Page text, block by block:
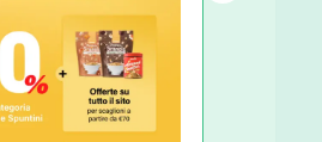
e Nespole
il 50% di quanto è